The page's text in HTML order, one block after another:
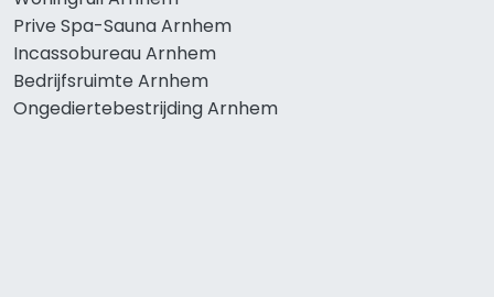
Prive Spa-Sauna Arnhem
Incassobureau Arnhem
Bedrijfsruimte Arnhem
Ongediertebestrijding Arnhem